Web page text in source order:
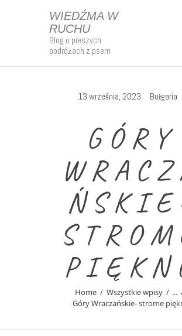
WIEDŹMA W
RUCHU
Blog o pieszych
podróżach z psem
13 września, 2023 Bułgaria
GÓRY
Home Wszystkie wpisy
...
Góry Wraczańskie- strome
WIEDŹMA W RUCHU
Blog o pieszych podróżach z
Kontakt
Szlaki Długodystansowe
Europa